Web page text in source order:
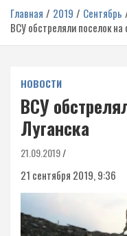
Главная 2019 Сентябрь
ВСУ обстреляли поселок на
НОВОСТИ
ВСУ
Луганска
21.09.2019
21 сентября 2019, 9:36